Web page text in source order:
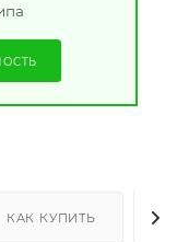
КАК КУПИТЬ